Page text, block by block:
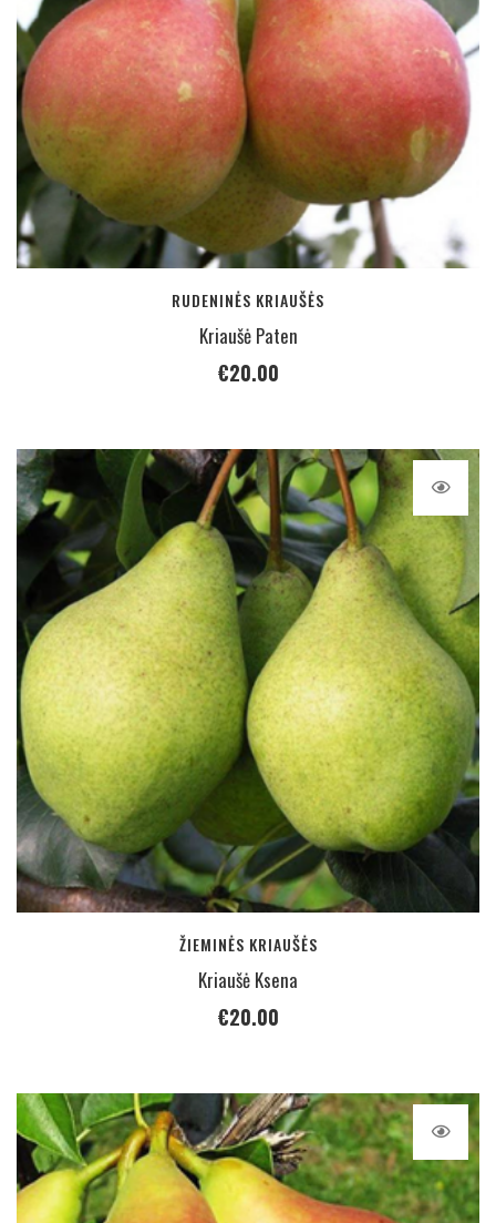
RUDENINĖS KRIAUŠĖS
Kriaušė Paten
€20.00
ŽIEMINĖS KRIAUŠĖS
Kriaušė Ksena
€20.00